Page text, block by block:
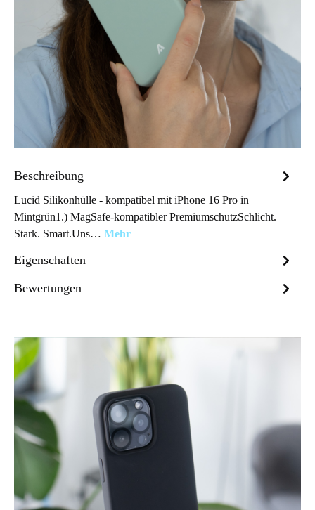
Beschreibung
Lucid Silikonhülle - kompatibel mit iPhone 16 Pro in
Mintgrün1.) MagSafe-kompatibler PremiumschutzSchlicht.
Stark. Smart.Uns… Mehr
Eigenschaften
Bewertungen